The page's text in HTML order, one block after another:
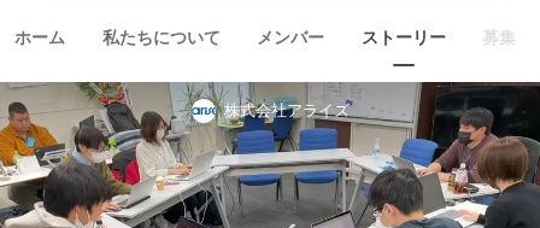
ホーム 私たちについて メンバー ストーリー 募集
株式会社アライズ